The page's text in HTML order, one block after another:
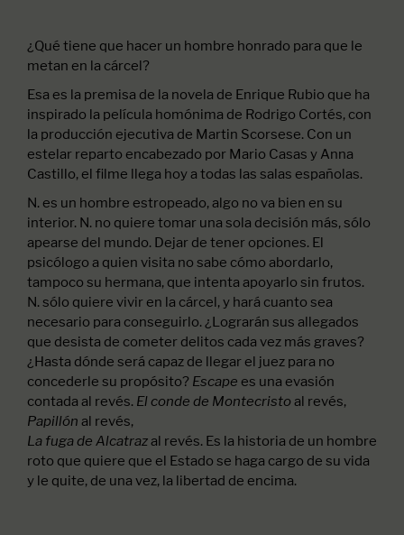
¿Qué tiene que hacer un hombre honrado para que le
metan en la cárcel?
Esa es la premisa de la novela de Enrique Rubio que ha
inspirado la película homónima de Rodrigo Cortés, con
la producción ejecutiva de Martin Scorsese. Con un
estelar reparto encabezado por Mario Casas y Anna
Castillo, el filme llega hoy a todas las salas españolas.
N. es un hombre estropeado, algo no va bien en su
interior. N. no quiere tomar una sola decisión más, sólo
apearse del mundo. Dejar de tener opciones. El
psicólogo a quien visita no sabe cómo abordarlo,
tampoco su hermana, que intenta apoyarlo sin frutos.
N. sólo quiere vivir en la cárcel, y hará cuanto sea
necesario para conseguirlo. ¿Lograrán sus allegados
que desista de cometer delitos cada vez más graves?
¿Hasta dónde será capaz de llegar el juez para no
concederle su propósito? Escape es una evasión
contada al revés. El conde de Montecristo al revés,
Papillón al revés,
La fuga de Alcatrazal revés. Es la historia de un hombre
roto que quiere que el Estado se haga cargo de su vida
y le quite, de una vez, la libertad de encima.